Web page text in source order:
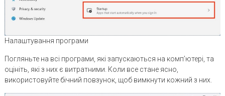
Налаштування програми
Погляньте на всі програми, які запускаються на комп’ютері, та
оцініть, які з них є витратними. Коли все стане ясно,
використовуйте бічний повзунок, щоб вимкнути кожний з них.